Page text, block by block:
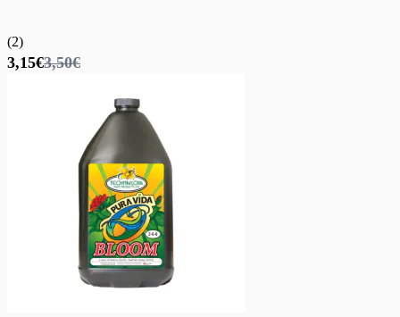
(2)
3,15€3,50€